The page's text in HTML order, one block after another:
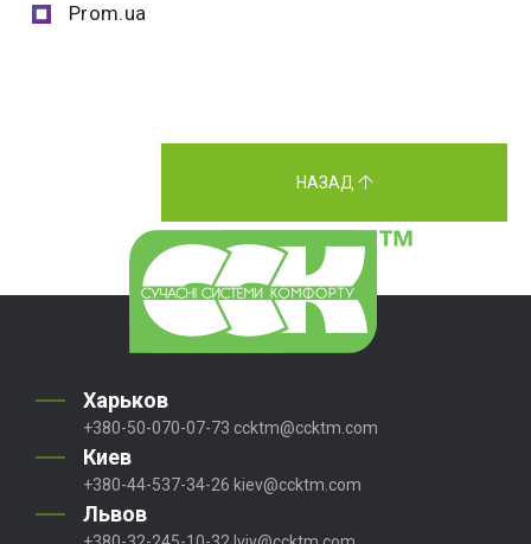
Prom.ua
НАЗАД
Харьков
+380-50-070-07-73 ccktm@ccktm.com
Киев
+380-44-537-34-26 kiev@ccktm.com
Львов